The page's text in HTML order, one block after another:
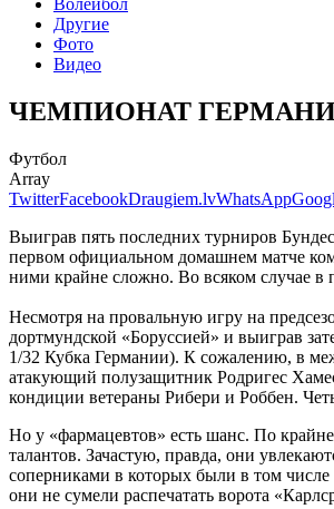
Волейбол
Другие
Фото
Видео
ЧЕМПИОНАТ
Футбол
Array
TwitterFacebookDraugiem.lvWhatsApp
Выиграв пять последних турниров
первом официальном домашнем матче
ними крайне сложно. Во всяком случае в
Несмотря на провальную игру на
дортмундской «Боруссией» и выиграв
1/32 Кубка Германии). К сожалению, в
атакующий полузащитник Родригес
кондиции ветераны Рибери и Роббен.
Но у «фармацевтов» есть шанс. По
талантов. Зачастую, правда, они
соперниками в которых были в том числе
они не сумели распечатать ворота